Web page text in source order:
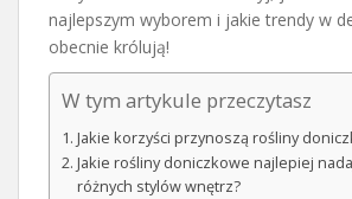
najlepszym wyborem i jakie trendy w
obecnie królują!
W tym artykule przeczytasz
Jakie korzyści przynoszą rośliny
Jakie rośliny doniczkowe najlepiej
różnych stylów wnętrz?